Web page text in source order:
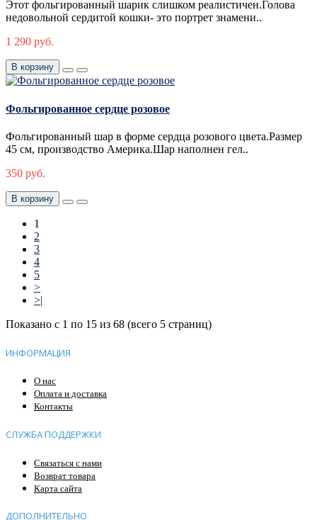
Этот фольгированный шарик слишком реалистичен.Голова
недовольной сердитой кошки- это портрет знамени..
1 290 руб.
В корзину
Фольгированное сердце розовое
Фольгированный шар в форме сердца розового цвета.Размер
45 см, производство Америка.Шар наполнен гел..
350 руб.
В корзину
1
2
3
4
5
>
>|
Показано с 1 по 15 из 68 (всего 5 страниц)
ИНФОРМАЦИЯ
О нас
Оплата и доставка
Контакты
СЛУЖБА ПОДДЕРЖКИ
Связаться с нами
Возврат товара
Карта сайта
ДОПОЛНИТЕЛЬНО